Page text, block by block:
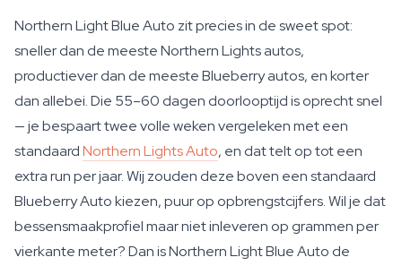
Northern Light Blue Auto zit precies in de sweet spot:
sneller dan de meeste Northern Lights autos,
productiever dan de meeste Blueberry autos, en korter
dan allebei. Die 55–60 dagen doorlooptijd is oprecht snel
— je bespaart twee volle weken vergeleken met een
standaardNorthern Lights Auto, en dat telt op tot een
extra run per jaar. Wij zouden deze boven een standaard
Blueberry Auto kiezen, puur op opbrengstcijfers. Wil je dat
bessensmaakprofiel maar niet inleveren op grammen per
vierkante meter? Dan is Northern Light Blue Auto de